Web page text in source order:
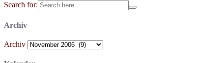
Search for:
Archiv
Archiv